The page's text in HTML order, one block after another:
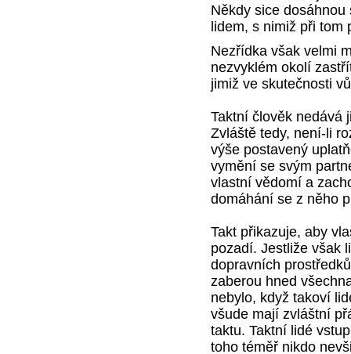
Někdy sice
lidem, s nimiž při tom
Nezřídka však velmi
nezvyklém okolí
jimiž ve skutečnosti
Taktní člověk nedává
Zvláště tedy, není-li
výše postavený
vymění se svým
vlastní vědomí a
domáhání se z něho
Takt přikazuje, aby
pozadí. Jestliže však
dopravních
zaberou hned
nebylo, když takoví
všude mají zvláštní
taktu. Taktní lidé
toho téměř nikdo